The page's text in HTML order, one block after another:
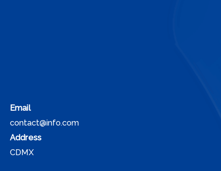
Email
contact@info.com
Address
CDMX